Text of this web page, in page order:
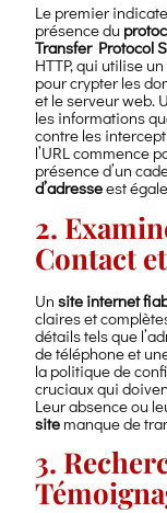
Le premier
présence du
Transfer Protocol
HTTP, qui utilise
pour crypter les
et le serveur web.
les informations
contre les
l’URL commence
présence d’un
d’adresseest
2.
Contact
Unsite internet
claires et
détails tels que
de téléphone et
la politique de
cruciaux qui
Leur absence ou
site manque de
3.